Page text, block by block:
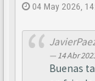
04 May 2026,
14 Abr
Buenas